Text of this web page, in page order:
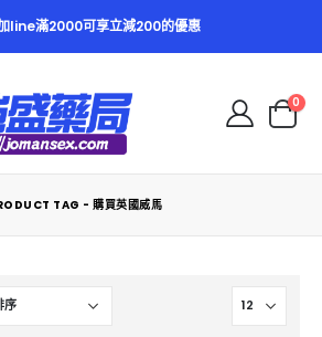
line滿2000可享立減200的優惠
0
TAG - 購買英國威馬